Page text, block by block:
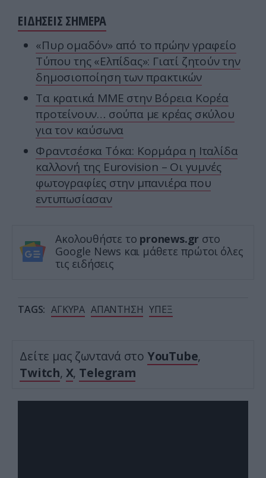
ΕΙΔΗΣΕΙΣ ΣΗΜΕΡΑ
«Πυρ ομαδόν» από το πρώην γραφείο
Τύπου της «Ελπίδας»: Γιατί ζητούν την
δημοσιοποίηση των πρακτικών
Τα κρατικά ΜΜΕ στην Βόρεια Κορέα
προτείνουν… σούπα με κρέας σκύλου
για τον καύσωνα
Φραντσέσκα Τόκα: Κορμάρα η Ιταλίδα
καλλονή της Eurovision – Οι γυμνές
φωτογραφίες στην μπανιέρα που
εντυπωσίασαν
Ακολουθήστε το pronews.gr στο
Google News και μάθετε πρώτοι όλες
τις ειδήσεις
TAGS: ΑΓΚΥΡΑ ΑΠΑΝΤΗΣΗ ΥΠΕΞ
Δείτε μας ζωντανά στο YouTube,
Twitch, X, Telegram